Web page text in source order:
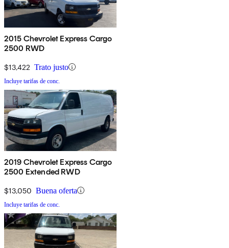
2015 Chevrolet Express Cargo
2500 RWD
$13,422 Trato justo
Incluye tarifas de conc.
2019 Chevrolet Express Cargo
2500 Extended RWD
$13,050 Buena oferta
Incluye tarifas de conc.